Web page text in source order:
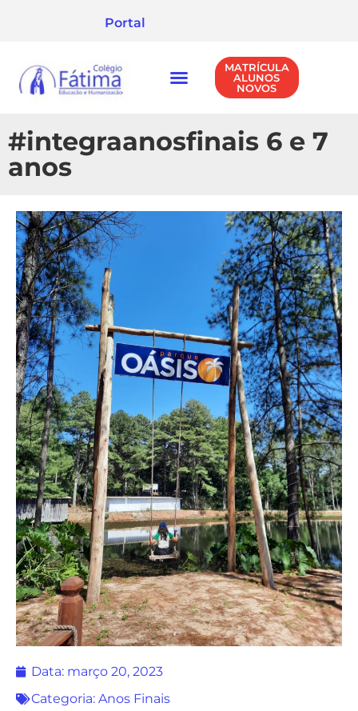
Portal
MATRÍCULA
ALUNOS
NOVOS
#integraanosfinais 6 e 7
anos
Data: março 20, 2023
Categoria: Anos Finais